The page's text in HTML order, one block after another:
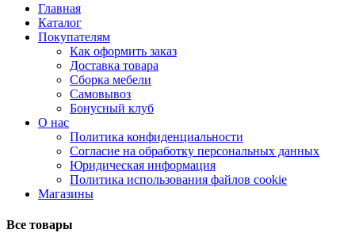
Главная
Каталог
Покупателям
Как оформить заказ
Доставка товара
Сборка мебели
Самовывоз
Бонусный клуб
О нас
Политика конфиденциальности
Согласие на обработку персональных данных
Юридическая информация
Политика использования файлов cookie
Магазины
Все товары